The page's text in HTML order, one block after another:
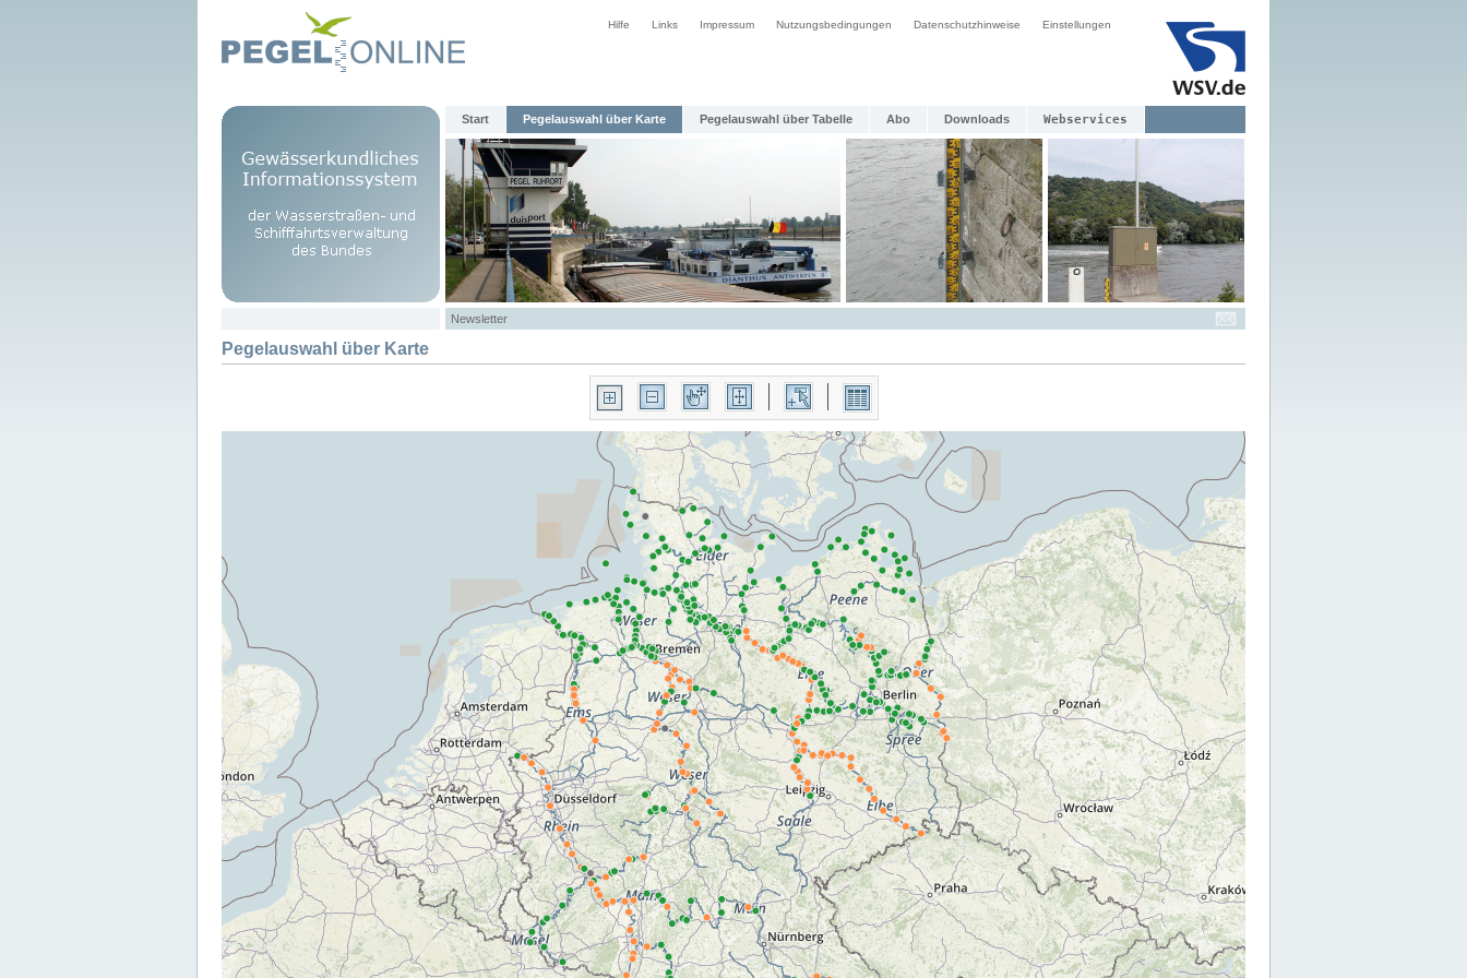
Hilfe Links Impressum Nutzungsbedingungen Datenschutzhinweise Einstellungen
Start Pegelauswahl über Karte Pegelauswahl über Tabelle Abo Downloads Webservices
Newsletter
Pegelauswahl über Karte